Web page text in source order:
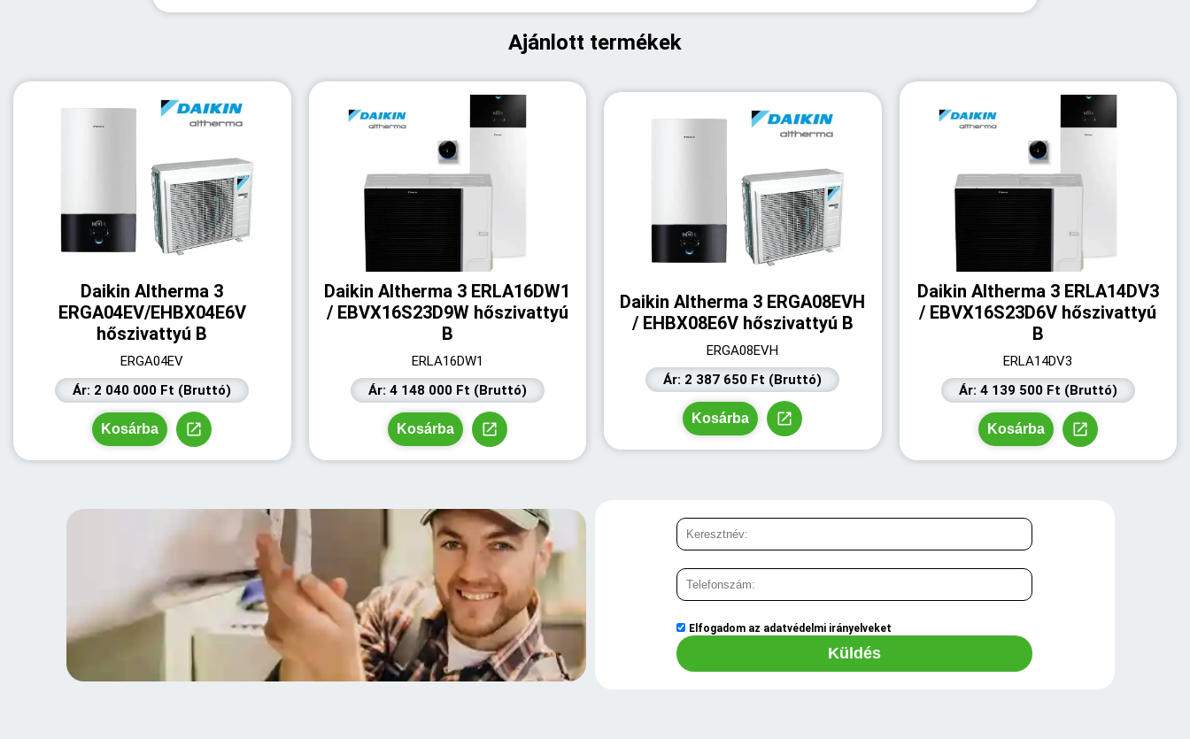
Ajánlott termékek
Daikin Altherma 3
ERGA04EV/EHBX04E6V
hőszivattyú B
ERGA04EV
Ár: 2 040 000 Ft (Bruttó)
Kosárba
Daikin Altherma 3 ERLA16DW1
/ EBVX16S23D9W hőszivattyú
B
ERLA16DW1
Ár: 4 148 000 Ft (Bruttó)
Kosárba
Daikin Altherma 3 ERGA08EVH
/ EHBX08E6V hőszivattyú B
ERGA08EVH
Ár: 2 387 650 Ft (Bruttó)
Kosárba
Daikin Altherma 3 ERLA14DV3
/ EBVX16S23D6V hőszivattyú
B
ERLA14DV3
Ár: 4 139 500 Ft (Bruttó)
Kosárba
Elfogadom az adatvédelmi irányelveket
Küldés